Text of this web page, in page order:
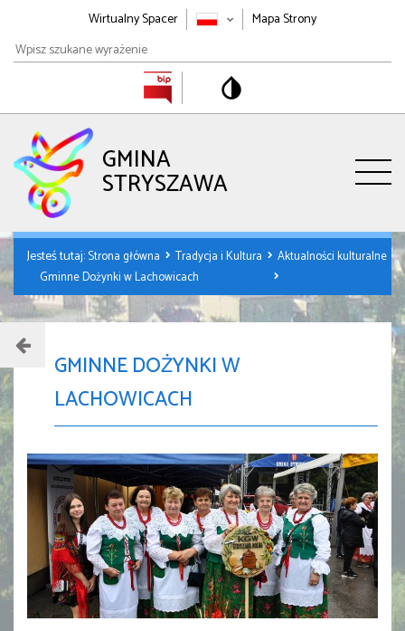
Wirtualny Spacer
Mapa Strony
Wpisz
szukane
GMINA
STRYSZAWA
Jesteś tutaj:Strona główna Tradycja i Kultura
Aktualności kulturalne
Gminne Dożynki w Lachowicach
GMINNE DOŻYNKI W
LACHOWICACH